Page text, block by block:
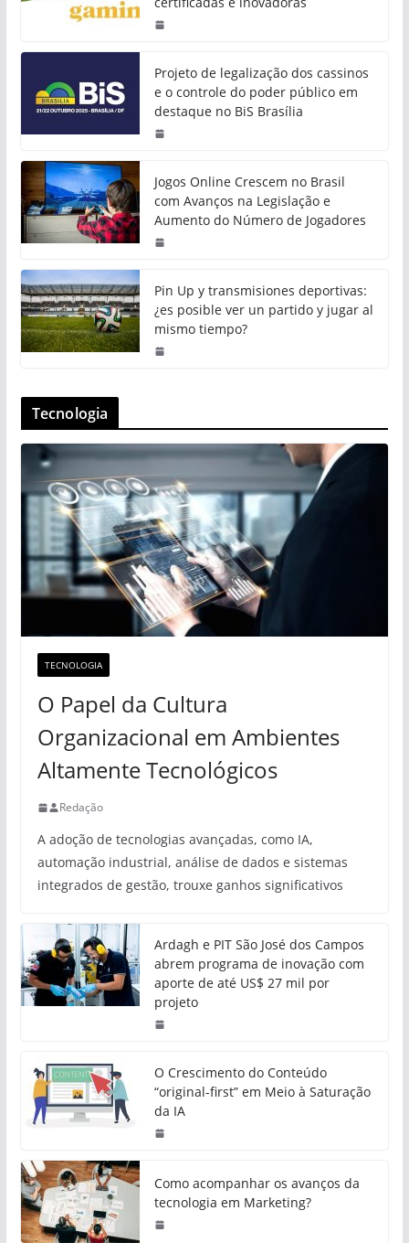
Projeto de legalização dos cassinos
e o controle do poder público em
destaque no BiS Brasília
Jogos Online Crescem no Brasil
com Avanços na Legislação e
Aumento do Número de Jogadores
Pin Up y transmisiones deportivas:
¿es posible ver un partido y jugar al
mismo tiempo?
Tecnologia
TECNOLOGIA
O Papel da Cultura
Organizacional em Ambientes
Altamente Tecnológicos
Redação
A adoção de tecnologias avançadas, como IA,
automação industrial, análise de dados e sistemas
integrados de gestão, trouxe ganhos significativos
Ardagh e PIT São José dos Campos
abrem programa de inovação com
aporte de até US$ 27 mil por
projeto
O Crescimento do Conteúdo
“original-first” em Meio à Saturação
da IA
Como acompanhar os avanços da
tecnologia em Marketing?